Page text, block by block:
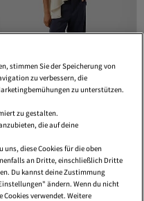
Vero Moda
Damen/Mädchen
Versand Kostenlos
44,99€
stimmen Sie der Speicherung von
zu verbessern, die
zu unterstützen.
zu gestalten.
die auf deine
diese Cookies für die oben
an Dritte, einschließlich Dritte
Du kannst deine Zustimmung
ändern. Wenn du nicht
verwendet. Weitere